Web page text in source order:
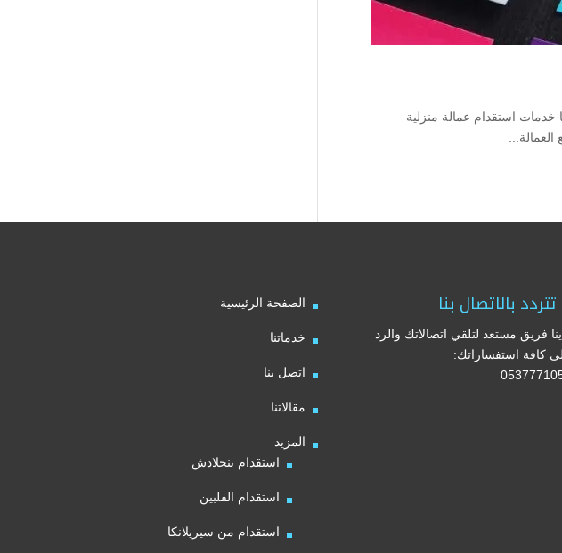
استقدام عمالة منزلية
تتردد بالاتصال بنا
فريق مستعد لتلقي اتصالاتك والرد
كافة استفساراتك:
الصفحة الرئيسية
خدماتنا
اتصل بنا
مقالاتنا
المزيد
استقدام بنجلادش
استقدام الفلبين
استقدام من سيريلانكا